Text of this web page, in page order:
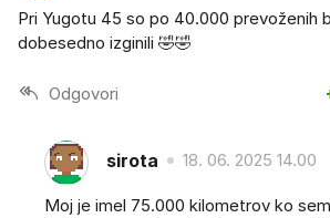
Pri Yugotu 45 so po 40.000 prevoženih
dobesedno izginili 🤣🤣
Odgovori
sirota 18. 06. 2025 14.00
Moj je imel 75.000 kilometrov ko